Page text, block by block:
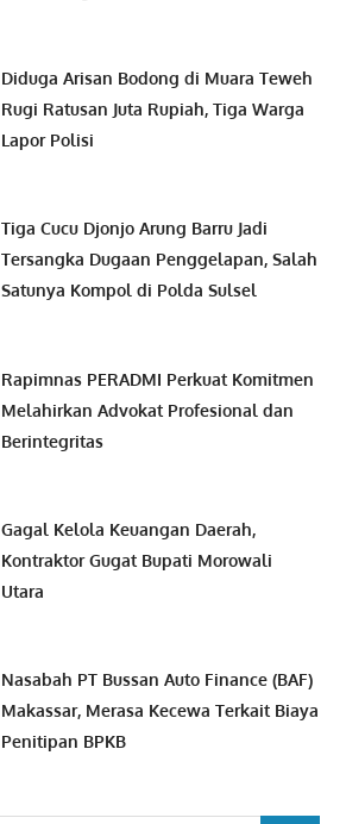
Diduga Arisan Bodong di Muara Teweh
Rugi Ratusan Juta Rupiah, Tiga Warga
Lapor Polisi
Tiga Cucu Djonjo Arung Barru Jadi
Tersangka Dugaan Penggelapan, Salah
Satunya Kompol di Polda Sulsel
Rapimnas PERADMI Perkuat Komitmen
Melahirkan Advokat Profesional dan
Berintegritas
Gagal Kelola Keuangan Daerah,
Kontraktor Gugat Bupati Morowali
Utara
Nasabah PT Bussan Auto Finance (BAF)
Makassar, Merasa Kecewa Terkait Biaya
Penitipan BPKB